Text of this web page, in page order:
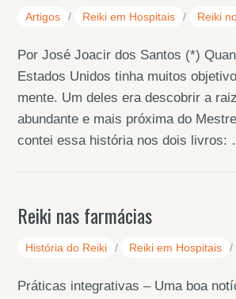
Artigos / Reiki em Hospitais / Reiki
Por José Joacir dos Santos (*)
Estados Unidos tinha muitos
mente. Um deles era descobrir a
abundante e mais próxima do
contei essa história nos dois livros:
Reiki nas farmácias
História do Reiki / Reiki em Hospitais /
Práticas integrativas – Uma boa